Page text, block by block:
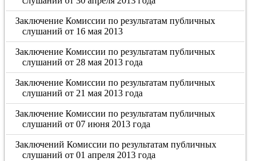
Заключение Комиссии по результатам публичных
слушаний от 16 мая 2013
Заключение Комиссии по результатам публичных
слушаний от 28 мая 2013 года
Заключение Комиссии по результатам публичных
слушаний от 21 мая 2013 года
Заключение Комиссии по результатам публичных
слушаний от 07 июня 2013 года
Заключений Комиссии по результатам публичных
слушаний от 01 апреля 2013 года